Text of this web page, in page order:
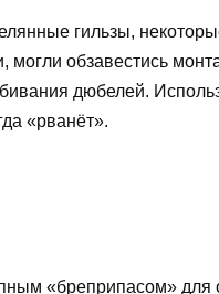
гильзы,
могли обзавестись
дюбелей.
«рванёт».
«бреприпасом» для